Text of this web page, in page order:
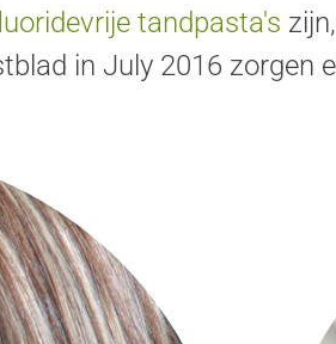
tandpasta's
in July 2016